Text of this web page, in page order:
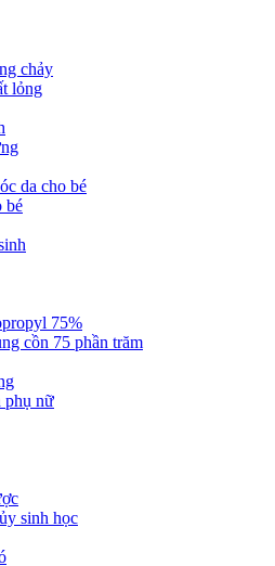
chảy
lỏng
da cho bé
bé
75%
cồn 75 phần trăm
phụ nữ
sinh học